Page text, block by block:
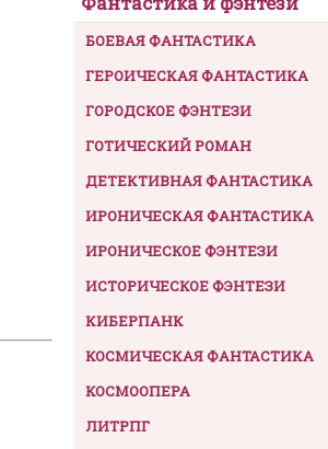
БОЕВАЯ ФАНТАСТИКА
ГЕРОИЧЕСКАЯ ФАНТАСТИКА
ГОРОДСКОЕ ФЭНТЕЗИ
ГОТИЧЕСКИЙ РОМАН
ДЕТЕКТИВНАЯ ФАНТАСТИКА
ИРОНИЧЕСКАЯ ФАНТАСТИКА
ИРОНИЧЕСКОЕ ФЭНТЕЗИ
ИСТОРИЧЕСКОЕ ФЭНТЕЗИ
КИБЕРПАНК
КОСМИЧЕСКАЯ ФАНТАСТИКА
КОСМООПЕРА
ЛИТРПГ